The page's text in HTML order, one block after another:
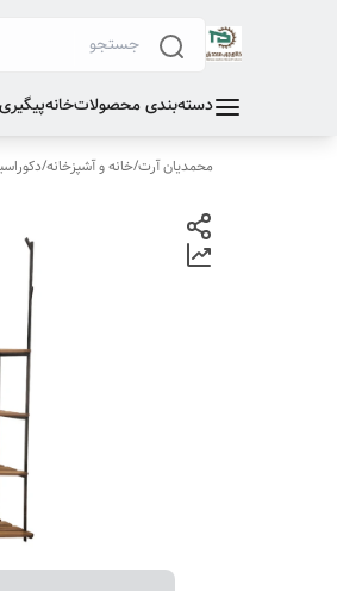
دسته‌بندی محصولاتخانه
محمدیان آرت/خانه و آشپزخانه/